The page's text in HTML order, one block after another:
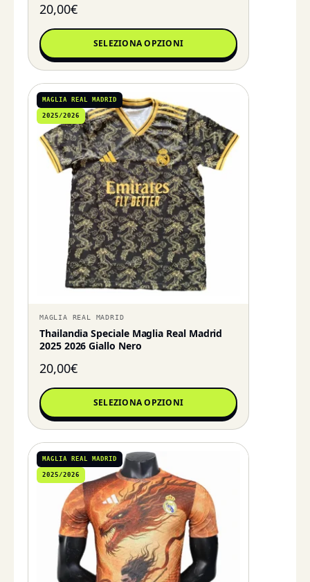
20,00€
SELEZIONA OPZIONI
MAGLIA REAL MADRID
2025/2026
MAGLIA REAL MADRID
Thailandia Speciale Maglia Real Madrid
2025 2026 Giallo Nero
20,00€
SELEZIONA OPZIONI
MAGLIA REAL MADRID
2025/2026